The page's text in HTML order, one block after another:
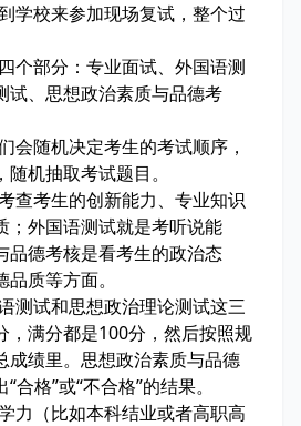
学校来参加现场复试，整个过
个部分：专业面试、外国语测
试、思想政治素质与品德考
会随机决定考生的考试顺序，
机抽取考试题目。
查考生的创新能力、专业知识
；外国语测试就是考听说能
品德考核是看考生的政治态
质等方面。
测试和思想政治理论测试这三
，满分都是100分，然后按照规
成绩里。思想政治素质与品德
合格”或“不合格”的结果。
力（比如本科结业或者高职高